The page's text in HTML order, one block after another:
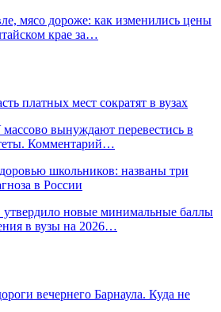
мясо дороже: как изменились цены
крае за…
платных мест сократят в вузах
вынуждают перевестись в
Комментарий…
школьников: названы три
в России
новые минимальные баллы
в вузы на 2026…
вечернего Барнаула. Куда не